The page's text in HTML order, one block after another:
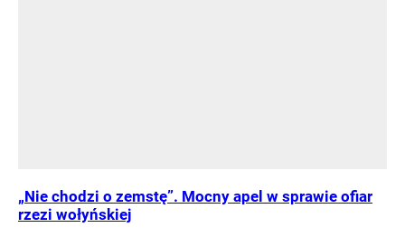
„Nie chodzi o zemstę”. Mocny apel w sprawie ofiar
rzezi wołyńskiej